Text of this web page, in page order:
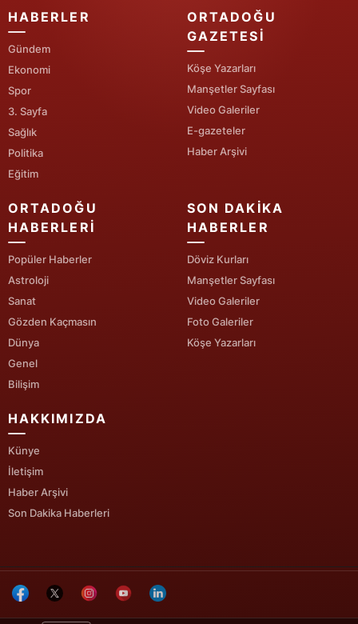
Osmaniye
Düzce
HABERLER
Gündem
Ekonomi
Spor
3. Sayfa
Sağlık
Politika
Eğitim
ORTADOĞU
GAZETESI
Köşe Yazarları
Manşetler Sayfası
Video Galeriler
E-gazeteler
Haber Arşivi
ORTADOĞU
HABERLERI
Popüler Haberler
Astroloji
Sanat
Gözden Kaçmasın
Dünya
Genel
Bilişim
SON DAKIKA
HABERLER
Döviz Kurları
Manşetler Sayfası
Video Galeriler
Foto Galeriler
Köşe Yazarları
HAKKIMIZDA
Künye
İletişim
Haber Arşivi
Son Dakika Haberleri